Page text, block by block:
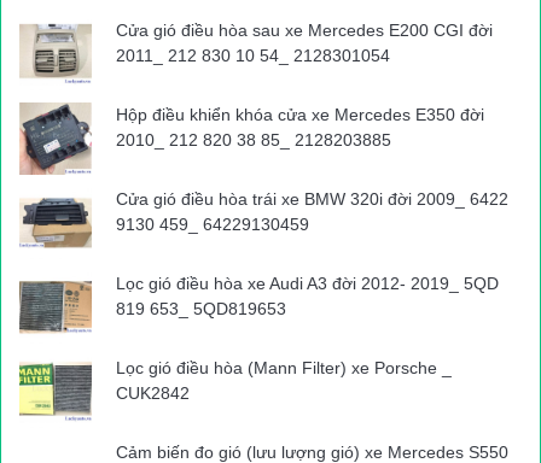
Cửa gió điều hòa sau xe Mercedes E200 CGI đời
2011_ 212 830 10 54_ 2128301054
Hộp điều khiển khóa cửa xe Mercedes E350 đời
2010_ 212 820 38 85_ 2128203885
Cửa gió điều hòa trái xe BMW 320i đời 2009_ 6422
9130 459_ 64229130459
Lọc gió điều hòa xe Audi A3 đời 2012- 2019_ 5QD
819 653_ 5QD819653
Lọc gió điều hòa (Mann Filter) xe Porsche _
CUK2842
Cảm biến đo gió (lưu lượng gió) xe Mercedes S550